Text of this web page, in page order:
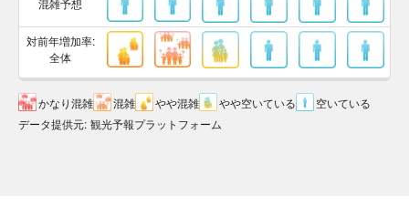
対前年増加率:
全体
かなり混雑 混雑 やや混雑 やや空いている
空いている
データ提供元: 観光予報プラットフォーム